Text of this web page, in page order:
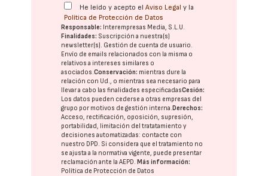
He leído y acepto elAviso Legal y la
Política de Protección de Datos
Responsable: Interempresas Media, S.L.U.
Finalidades: Suscripción a nuestra(s)
newsletter(s). Gestión de cuenta de usuario.
Envío de emails relacionados con la misma o
relativos a intereses similares o
asociados.Conservación: mientras dure la
relación con Ud., o mientras sea necesario para
llevar a cabo las finalidades especificadasCesión:
Los datos pueden cederse a otras empresas del
grupo por motivos de gestión interna. Derechos:
Acceso, rectificación, oposición, supresión,
portabilidad, limitación del tratatamiento y
decisiones automatizadas: contacte con
nuestro DPD. Si considera que el tratamiento no
se ajusta a la normativa vigente, puede presentar
reclamación ante laAEPD. Más información:
Política de Protección de Datos